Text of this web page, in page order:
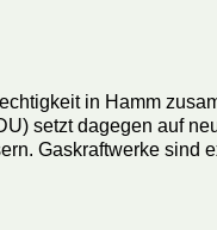
in Hamm
setzt dagegen auf
Gaskraftwerke